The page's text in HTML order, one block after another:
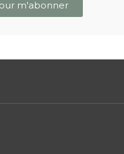
m'abonner